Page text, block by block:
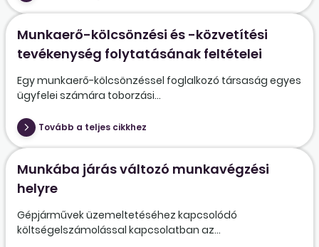
Munkaerő-kölcsönzési és -közvetítési
tevékenység folytatásának feltételei
Egy munkaerő-kölcsönzéssel foglalkozó társaság egyes
ügyfelei számára toborzási...
Tovább a teljes cikkhez
Munkába járás változó munkavégzési
helyre
Gépjárművek üzemeltetéséhez kapcsolódó
költségelszámolással kapcsolatban az...